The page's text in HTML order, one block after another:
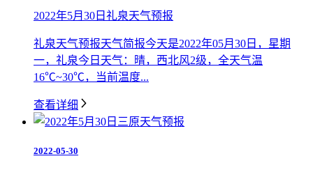
2022年5月30日礼泉天气预报
礼泉天气预报天气简报今天是2022年05月30日，星期
一，礼泉今日天气：晴，西北风2级，全天气温
16℃~30℃，当前温度...
查看详细
2022-05-30